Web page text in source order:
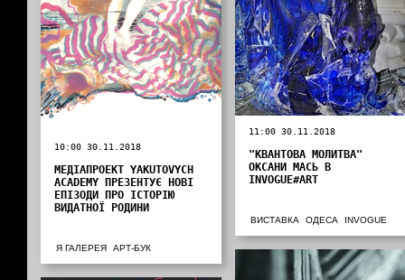
11:00 30.11.2018
"КВАНТОВА МОЛИТВА"
ОКСАНИ МАСЬ В
INVOGUE#ART
ВИСТАВКА ОДЕСА INVOGUE
10:00 30.11.2018
МЕДІАПРОЕКТ YAKUTOVYCH
ACADEMY ПРЕЗЕНТУЄ НОВІ
ЕПІЗОДИ ПРО ІСТОРІЮ
ВИДАТНОЇ РОДИНИ
Я ГАЛЕРЕЯ АРТ-БУК